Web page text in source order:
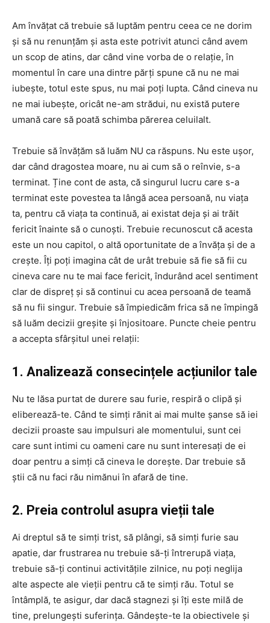
Am învățat că trebuie să luptăm pentru ceea ce ne dorim
și să nu renunțăm și asta este potrivit atunci când avem
un scop de atins, dar când vine vorba de o relație, în
momentul în care una dintre părți spune că nu ne mai
iubește, totul este spus, nu mai poți lupta. Când cineva nu
ne mai iubește, oricât ne-am strădui, nu există putere
umană care să poată schimba părerea celuilalt.
Trebuie să învățăm să luăm NU ca răspuns. Nu este ușor,
dar când dragostea moare, nu ai cum să o reînvie, s-a
terminat. Ține cont de asta, că singurul lucru care s-a
terminat este povestea ta lângă acea persoană, nu viața
ta, pentru că viața ta continuă, ai existat deja și ai trăit
fericit înainte să o cunoști. Trebuie recunoscut că acesta
este un nou capitol, o altă oportunitate de a învăța și de a
crește. Îți poți imagina cât de urât trebuie să fie să fii cu
cineva care nu te mai face fericit, îndurând acel sentiment
clar de dispreț și să continui cu acea persoană de teamă
să nu fii singur. Trebuie să împiedicăm frica să ne împingă
să luăm decizii greșite și înjositoare. Puncte cheie pentru
a accepta sfârșitul unei relații:
1. Analizează consecințele acțiunilor tale
Nu te lăsa purtat de durere sau furie, respiră o clipă și
eliberează-te. Când te simți rănit ai mai multe șanse să iei
decizii proaste sau impulsuri ale momentului, sunt cei
care sunt intimi cu oameni care nu sunt interesați de ei
doar pentru a simți că cineva le dorește. Dar trebuie să
știi că nu faci rău nimănui în afară de tine.
2. Preia controlul asupra vieții tale
Ai dreptul să te simți trist, să plângi, să simți furie sau
apatie, dar frustrarea nu trebuie să-ți întrerupă viața,
trebuie să-ți continui activitățile zilnice, nu poți neglija
alte aspecte ale vieții pentru că te simți rău. Totul se
întâmplă, te asigur, dar dacă stagnezi și îți este milă de
tine, prelungești suferința. Gândește-te la obiectivele și